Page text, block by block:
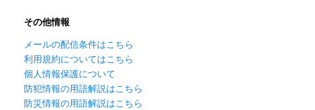
その他情報
メールの配信条件はこちら
利用規約についてはこちら
個人情報保護について
防犯情報の用語解説はこちら
防災情報の用語解説はこちら